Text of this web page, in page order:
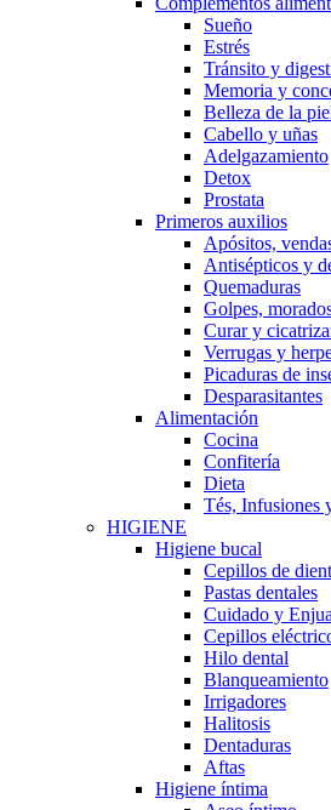
Sueño
Estrés
Tránsito y
Memoria y
Belleza de la
Cabello y uñas
Adelgazamiento
Detox
Prostata
Primeros auxilios
Apósitos,
Antisépticos y
Quemaduras
Golpes,
Curar y
Verrugas y
Picaduras de
Desparasitantes
Alimentación
Cocina
Confitería
Dieta
Tés, Infusiones
HIGIENE
Higiene bucal
Cepillos de
Pastas dentales
Cuidado y
Cepillos
Hilo dental
Blanqueamiento
Irrigadores
Halitosis
Dentaduras
Aftas
Higiene íntima